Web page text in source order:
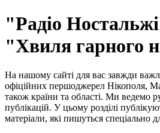
"Радіо
"Хвиля гарного
На нашому сайті для вас завжди
офіційних першоджерел Нікополя,
також країни та області. Ми ведемо
публікацій. У цьому розділі
матеріали, які пишуться спеціально